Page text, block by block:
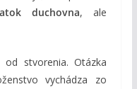
duchovna, ale
od stvorenia. Otázka
vychádza zo